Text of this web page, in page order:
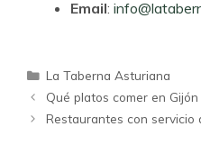
Email:
Categorías
La Taberna Asturiana
Qué platos comer en Gijón
Restaurantes con servicio